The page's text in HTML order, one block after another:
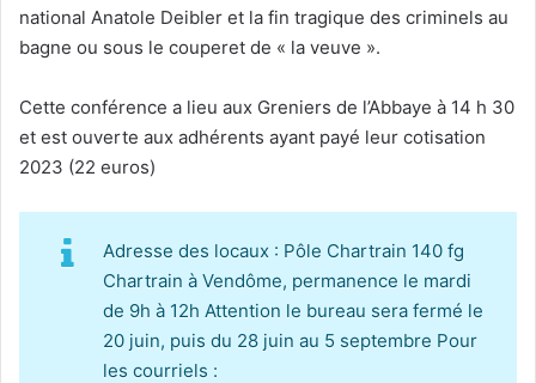
national Anatole Deibler et la fin tragique des criminels au
bagne ou sous le couperet de « la veuve ».
Cette conférence a lieu aux Greniers de l’Abbaye à 14 h 30
et est ouverte aux adhérents ayant payé leur cotisation
2023 (22 euros)
Adresse des locaux : Pôle Chartrain 140 fg
Chartrain à Vendôme, permanence le mardi
de 9h à 12h Attention le bureau sera fermé le
20 juin, puis du 28 juin au 5 septembre Pour
les courriels :